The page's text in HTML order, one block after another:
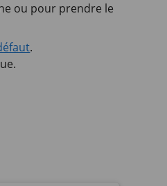
ou pour prendre le
.